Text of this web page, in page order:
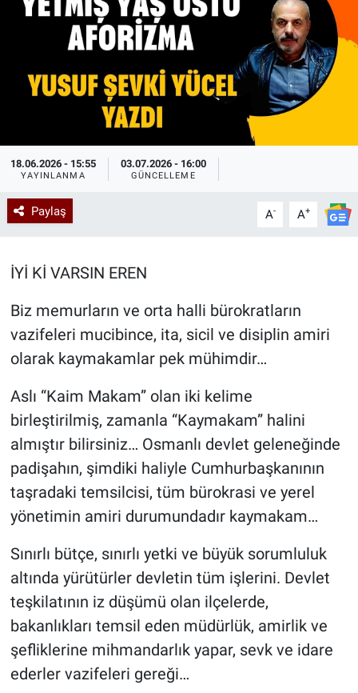
18.06.2026 - 15:55
YAYINLANMA
03.07.2026 - 16:00
GÜNCELLEME
Paylaş A- A+
İYİ Kİ VARSIN EREN
Biz memurların ve orta halli bürokratların
vazifeleri mucibince, ita, sicil ve disiplin amiri
olarak kaymakamlar pek mühimdir…
Aslı “Kaim Makam” olan iki kelime
birleştirilmiş, zamanla “Kaymakam” halini
almıştır bilirsiniz… Osmanlı devlet geleneğinde
padişahın, şimdiki haliyle Cumhurbaşkanının
taşradaki temsilcisi, tüm bürokrasi ve yerel
yönetimin amiri durumundadır kaymakam…
Sınırlı bütçe, sınırlı yetki ve büyük sorumluluk
altında yürütürler devletin tüm işlerini. Devlet
teşkilatının iz düşümü olan ilçelerde,
bakanlıkları temsil eden müdürlük, amirlik ve
şefliklerine mihmandarlık yapar, sevk ve idare
ederler vazifeleri gereği…
Kadın & Aile
Kültür & Sanat
Astroloji-Rüya